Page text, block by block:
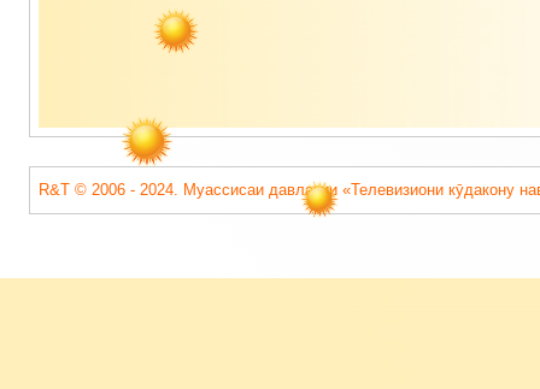
R&T © 2006 - 2024. Муассисаи давлатии «Телевизиони кӯдакону